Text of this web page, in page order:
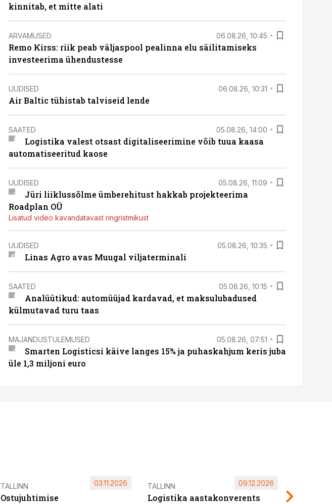
kinnitab, et mitte alati
ARVAMUSED 06.08.26, 10:45
Remo Kirss: riik peab väljaspool pealinna elu säilitamiseks
investeerima ühendustesse
UUDISED 06.08.26, 10:31
Air Baltic tühistab talviseid lende
SAATED 05.08.26, 14:00
Logistika valest otsast digitaliseerimine võib tuua kaasa
automatiseeritud kaose
UUDISED 05.08.26, 11:09
Jüri liiklussõlme ümberehitust hakkab projekteerima
Roadplan OÜ
Lisatud video kavandatavast ringristmikust
UUDISED 05.08.26, 10:35
Linas Agro avas Muugal viljaterminali
SAATED 05.08.26, 10:15
Analüütikud: automüüjad kardavad, et maksulubadused
külmutavad turu taas
MAJANDUSTULEMUSED 05.08.26, 07:51
Smarten Logisticsi käive langes 15% ja puhaskahjum keris juba
üle 1,3 miljoni euro
TALLINN
Ostujuhtimise
03.11.2026 TALLINN
Logistika aastakonverents
09.12.2026